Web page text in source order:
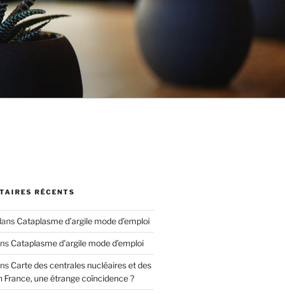
RÉCENTS
Cataplasme d’argile mode d’emploi
Cataplasme d’argile mode d’emploi
Carte des centrales nucléaires et des
France, une étrange coïncidence ?